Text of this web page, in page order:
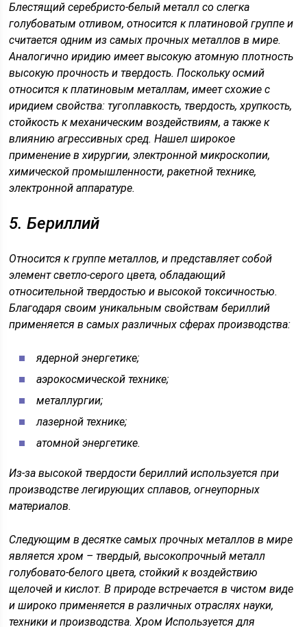
Блестящий серебристо-белый металл со слегка
голубоватым отливом, относится к платиновой группе и
считается одним из самых прочных металлов в мире.
Аналогично иридию имеет высокую атомную плотность
высокую прочность и твердость. Поскольку осмий
относится к платиновым металлам, имеет схожие с
иридием свойства: тугоплавкость, твердость, хрупкость,
стойкость к механическим воздействиям, а также к
влиянию агрессивных сред. Нашел широкое
применение в хирургии, электронной микроскопии,
химической промышленности, ракетной технике,
электронной аппаратуре.
5. Бериллий
Относится к группе металлов, и представляет собой
элемент светло-серого цвета, обладающий
относительной твердостью и высокой токсичностью.
Благодаря своим уникальным свойствам бериллий
применяется в самых различных сферах производства:
ядерной энергетике;
аэрокосмической технике;
металлургии;
лазерной технике;
атомной энергетике.
Из-за высокой твердости бериллий используется при
производстве легирующих сплавов, огнеупорных
материалов.
Следующим в десятке самых прочных металлов в мире
является хром – твердый, высокопрочный металл
голубовато-белого цвета, стойкий к воздействию
щелочей и кислот. В природе встречается в чистом виде
и широко применяется в различных отраслях науки,
техники и производства. Хром Используется для